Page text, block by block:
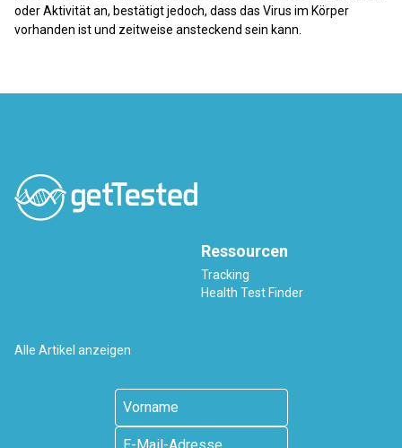
oder Aktivität an, bestätigt jedoch, dass das Virus im Körper
vorhanden ist und zeitweise ansteckend sein kann.
Ressourcen
Tracking
Health Test Finder
Alle Artikel anzeigen